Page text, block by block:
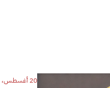
20 أغسطس، 2024